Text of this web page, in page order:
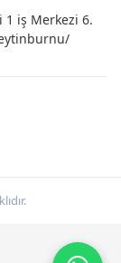
1 iş Merkezi 6.